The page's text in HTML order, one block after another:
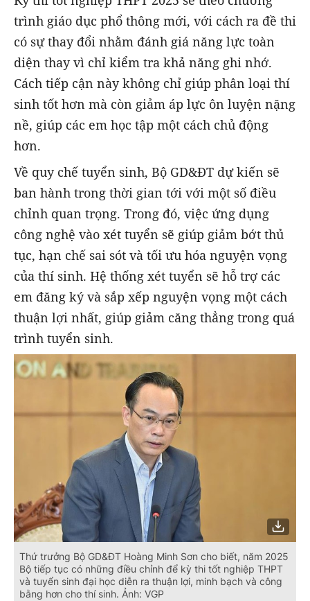
trình giáo dục phổ thông mới, với cách ra đề thi
có sự thay đổi nhằm đánh giá năng lực toàn
diện thay vì chỉ kiểm tra khả năng ghi nhớ.
Cách tiếp cận này không chỉ giúp phân loại thí
sinh tốt hơn mà còn giảm áp lực ôn luyện nặng
nề, giúp các em học tập một cách chủ động
hơn.
Về quy chế tuyển sinh, Bộ GD&ĐT dự kiến sẽ
ban hành trong thời gian tới với một số điều
chỉnh quan trọng. Trong đó, việc ứng dụng
công nghệ vào xét tuyển sẽ giúp giảm bớt thủ
tục, hạn chế sai sót và tối ưu hóa nguyện vọng
của thí sinh. Hệ thống xét tuyển sẽ hỗ trợ các
em đăng ký và sắp xếp nguyện vọng một cách
thuận lợi nhất, giúp giảm căng thẳng trong quá
trình tuyển sinh.
Thứ trưởng Bộ GD&ĐT Hoàng Minh Sơn cho biết, năm 2025
Bộ tiếp tục có những điều chỉnh để kỳ thi tốt nghiệp THPT
và tuyển sinh đại học diễn ra thuận lợi, minh bạch và công
bằng hơn cho thí sinh. Ảnh: VGP